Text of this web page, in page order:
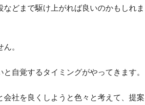
どまで駆け上がれば良いのかもしれま
。
自覚するタイミングがやってきます。
社を良くしようと色々と考えて、提案